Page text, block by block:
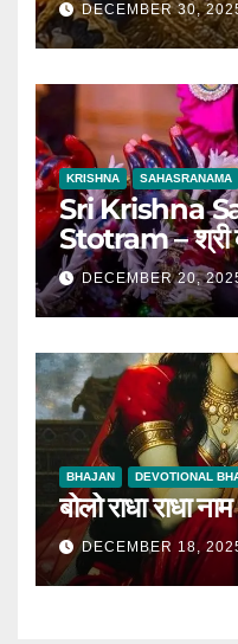
DECEMBER 30,
KRISHNA SAHASRANAMA
Sri Krishna
Stotram – श्री
DECEMBER 20,
BHAJAN DEVOTIONAL
बोलो राधा राधा
DECEMBER 18,